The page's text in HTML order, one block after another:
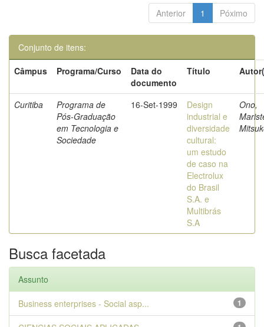
Anterior 1 Póximo
Conjunto de itens:
Câmpus
Programa/Curso
Data do
documento
Título
Curitiba
Programa de
Pós-Graduação
em Tecnologia e
Sociedade
16-Set-1999
Design
industrial e
diversidade
cultural:
um estudo
de caso na
Electrolux
do Brasil
S.A. e
Multibrás
S.A
Ono,
Busca facetada
Assunto
1
Business enterprises - Social asp...